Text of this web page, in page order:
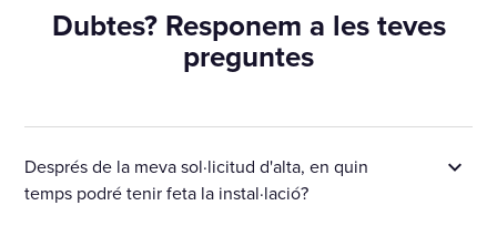
Dubtes? Responem a les teves
preguntes
Després de la meva sol·licitud d'alta, en quin
temps podré tenir feta la instal·lació?